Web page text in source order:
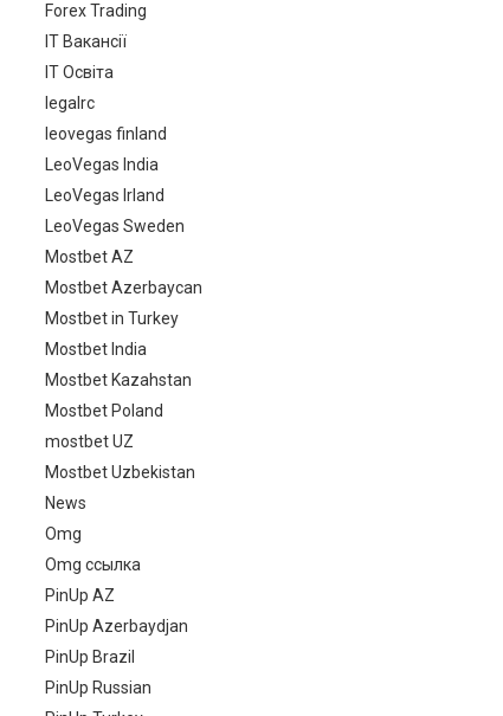
Forex Trading
IT Вакансії
IT Освіта
legalrc
leovegas finland
LeoVegas India
LeoVegas Irland
LeoVegas Sweden
Mostbet AZ
Mostbet Azerbaycan
Mostbet in Turkey
Mostbet India
Mostbet Kazahstan
Mostbet Poland
mostbet UZ
Mostbet Uzbekistan
News
Omg
Omg ссылка
PinUp AZ
PinUp Azerbaydjan
PinUp Brazil
PinUp Russian